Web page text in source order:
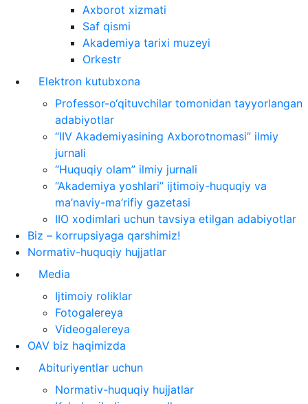
Axborot xizmati
Saf qismi
Akademiya tarixi muzeyi
Orkestr
Elektron kutubxona
Professor-o‘qituvchilar tomonidan tayyorlangan
adabiyotlar
“IIV Akademiyasining Axborotnomasi” ilmiy
jurnali
“Huquqiy olam” ilmiy jurnali
“Akademiya yoshlari” ijtimoiy-huquqiy va
ma’naviy-ma’rifiy gazetasi
IIO xodimlari uchun tavsiya etilgan adabiyotlar
Biz – korrupsiyaga qarshimiz!
Normativ-huquqiy hujjatlar
Media
Ijtimoiy roliklar
Fotogalereya
Videogalereya
OAV biz haqimizda
Abituriyentlar uchun
Normativ-huquqiy hujjatlar